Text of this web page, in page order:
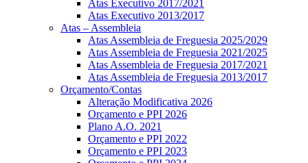
Atas Executivo 2017/2021
Atas Executivo 2013/2017
Atas – Assembleia
Atas Assembleia de Freguesia 2025/2029
Atas Assembleia de Freguesia 2021/2025
Atas Assembleia de Freguesia 2017/2021
Atas Assembleia de Freguesia 2013/2017
Orçamento/Contas
Alteração Modificativa 2026
Orçamento e PPI 2026
Plano A.O. 2021
Orçamento e PPI 2022
Orçamento e PPI 2023